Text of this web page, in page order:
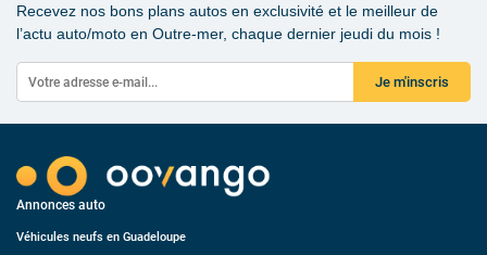
Recevez nos bons plans autos en exclusivité et le meilleur de
l’actu auto/moto en Outre-mer, chaque dernier jeudi du mois !
Je m'inscris
Annonces auto
Véhicules neufs en Guadeloupe